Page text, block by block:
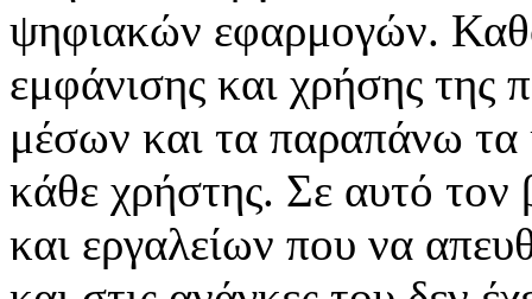
ψηφιακών εφαρμογών.
εμφάνισης και χρήσης της
μέσων και τα παραπάνω τα
κάθε χρήστης. Σε αυτό
και εργαλείων που να